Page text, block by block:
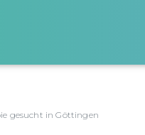
gesucht in Göttingen